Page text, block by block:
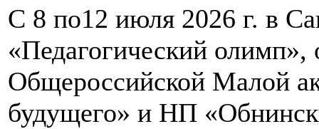
С 8 по12 июля 2026 г. в
«Педагогический олимп»,
Общероссийской Малой
будущего» и НП